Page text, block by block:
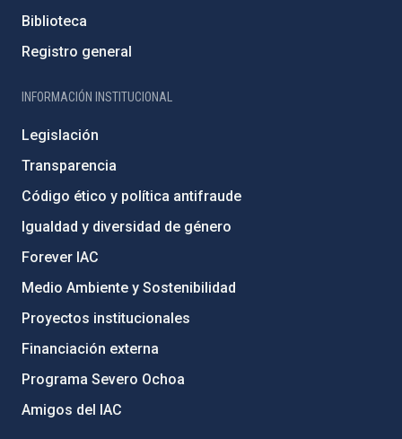
Biblioteca
Registro general
INFORMACIÓN INSTITUCIONAL
Legislación
Transparencia
Código ético y política antifraude
Igualdad y diversidad de género
Forever IAC
Medio Ambiente y Sostenibilidad
Proyectos institucionales
Financiación externa
Programa Severo Ochoa
Amigos del IAC